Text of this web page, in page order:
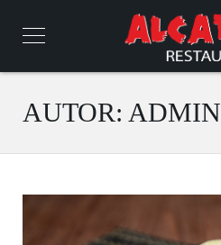
AUTOR: ADMIN